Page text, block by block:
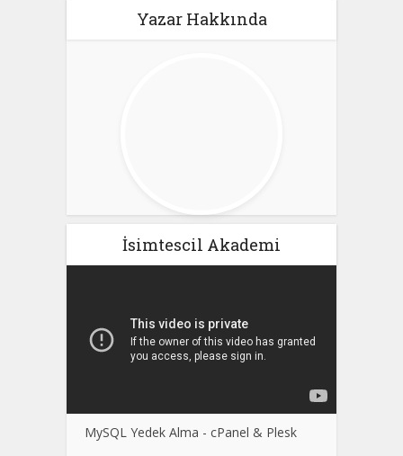
Yazar Hakkında
İsimtescil Akademi
MySQL Yedek Alma - cPanel & Plesk